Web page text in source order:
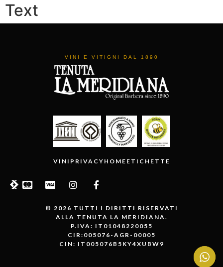
Text
VINI E VITIGNI DAL 1890
VINI PRIVACY HOME ETICHETTE
© 2026 TUTTI I DIRITTI RISERVATI
ALLA TENUTA LA MERIDIANA.
P.IVA: IT01048220055
CIR:005076-AGR-00005
CIN: IT005076B5KY4XUBW9